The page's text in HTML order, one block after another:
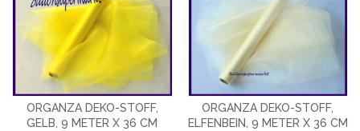
ORGANZA DEKO-STOFF,
GELB, 9 METER X 36 CM
ORGANZA DEKO-STOFF,
ELFENBEIN, 9 METER X 36 CM